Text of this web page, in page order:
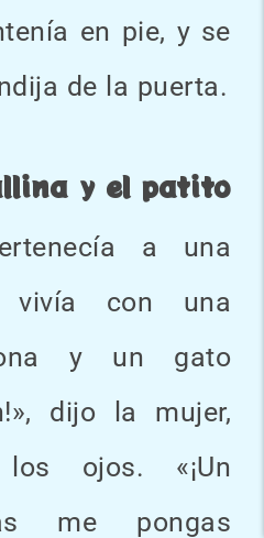
en pie, y se
de la puerta.
y el patito
a una
vivía con una
y un gato
dijo la mujer,
los ojos. «¡Un
me pongas